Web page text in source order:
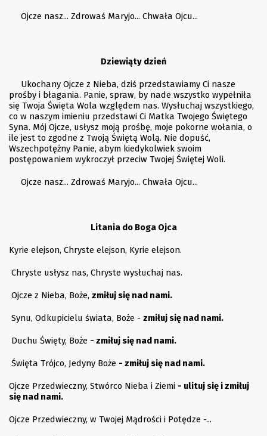
Ojcze nasz... Zdrowaś Maryjo... Chwała Ojcu...
Dziewiąty dzień
Ukochany Ojcze z Nieba, dziś przedstawiamy Ci nasze
prośby i błagania. Panie, spraw, by nade wszystko wypełniła
się Twoja Święta Wola względem nas. Wysłuchaj wszystkiego,
co w naszym imieniu przedstawi Ci Matka Twojego Świętego
Syna. Mój Ojcze, usłysz moją prośbę, moje pokorne wołania, o
ile jest to zgodne z Twoją Świętą Wolą. Nie dopuść,
Wszechpotężny Panie, abym kiedykolwiek swoim
postępowaniem wykroczył przeciw Twojej Świętej Woli.
Ojcze nasz... Zdrowaś Maryjo... Chwała Ojcu...
Litania do Boga Ojca
Kyrie elejson, Chryste elejson, Kyrie elejson.
Chryste usłysz nas, Chryste wysłuchaj nas.
Ojcze z Nieba, Boże, zmiłuj się nad nami.
Synu, Odkupicielu świata, Boże - zmiłuj się nad nami.
Duchu Święty, Boże - zmiłuj się nad nami.
Święta Trójco, Jedyny Boże - zmiłuj się nad nami.
Ojcze Przedwieczny, Stwórco Nieba i Ziemi - ulituj się i zmiłuj
się nad nami.
Ojcze Przedwieczny, w Twojej Mądrości i Potędze -...